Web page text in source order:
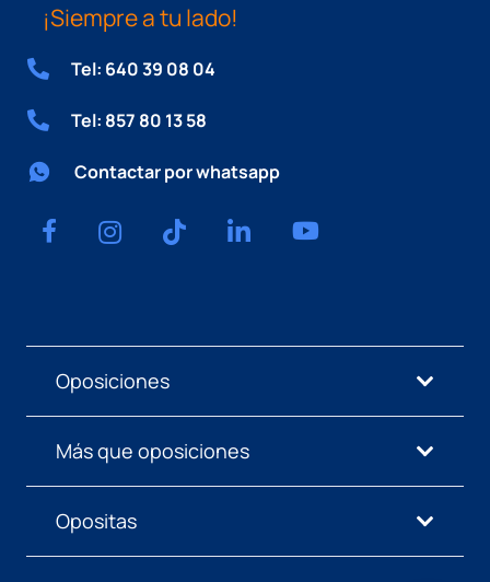
¡Siempre a tu lado!
Tel: 640 39 08 04
Tel: 857 80 13 58
Contactar por whatsapp
Oposiciones
Más que oposiciones
Opositas